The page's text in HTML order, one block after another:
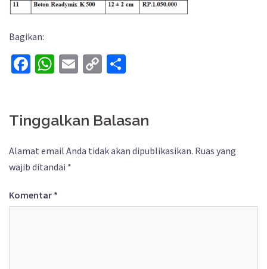
Bagikan:
Facebook
WhatsApp
Email
Copy
Tinggalkan Balasan
Alamat email Anda tidak akan dipublikasikan. Ruas yang
wajib ditandai *
Komentar *